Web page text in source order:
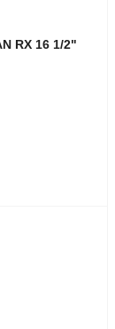
RX 16 1/2"